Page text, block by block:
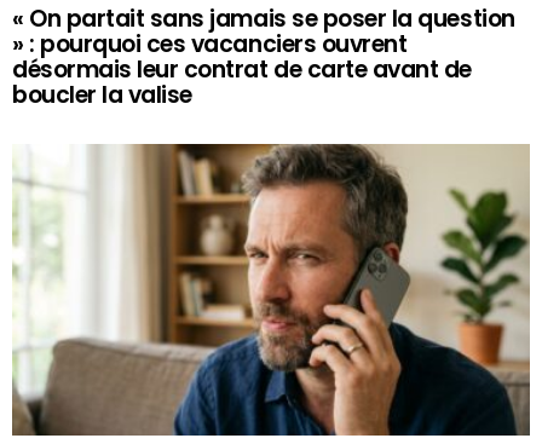
« On partait sans jamais se poser la question
» : pourquoi ces vacanciers ouvrent
désormais leur contrat de carte avant de
boucler la valise